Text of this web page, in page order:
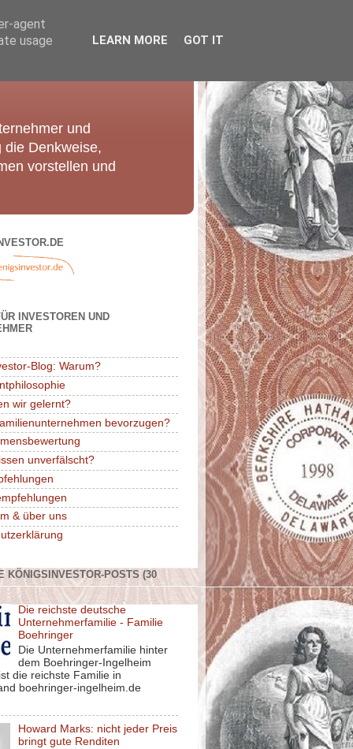
und
die Denkweise,
vorstellen und
INVESTOREN UND
Blog: Warum?
wir gelernt?
bevorzugen?
unverfälscht?
& über uns
KÖNIGSINVESTOR-POSTS (30
Die reichste deutsche
Unternehmerfamilie - Familie
Boehringer
Die Unternehmerfamilie hinter
dem Boehringer-Ingelheim
die reichste Familie in
boehringer-ingelheim.de
Howard Marks: nicht jeder Preis
bringt gute Renditen
agent
usage
LEARN MORE GOT IT